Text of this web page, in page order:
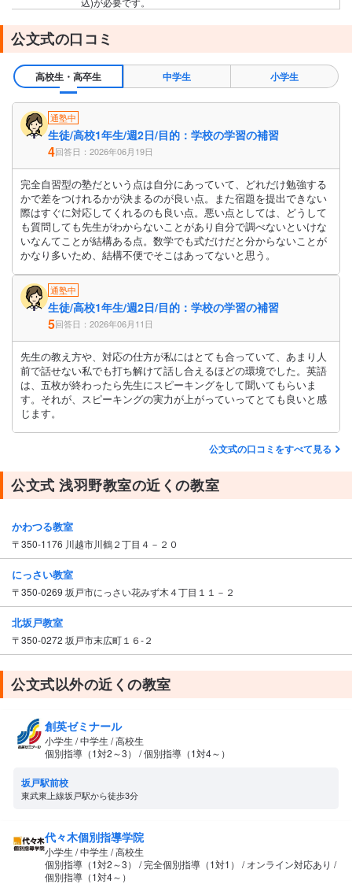
公文式の口コミ
高校生・高卒生 中学生 小学生
通塾中
生徒/高校1年生/週2日/目的：学校の学習の補習
4回答日：2026年06月19日
完全自習型の塾だという点は自分にあっていて、どれだけ勉強する
かで差をつけれるかが決まるのが良い点。また宿題を提出できない
際はすぐに対応してくれるのも良い点。悪い点としては、どうして
も質問しても先生がわからないことがあり自分で調べないといけな
いなんてことが結構ある点。数学でも式だけだと分からないことが
かなり多いため、結構不便でそこはあってないと思う。
通塾中
生徒/高校1年生/週2日/目的：学校の学習の補習
5回答日：2026年06月11日
先生の教え方や、対応の仕方が私にはとても合っていて、あまり人
前で話せない私でも打ち解けて話し合えるほどの環境でした。英語
は、五枚が終わったら先生にスピーキングをして聞いてもらいま
す。それが、スピーキングの実力が上がっていってとても良いと感
じます。
公文式の口コミをすべて見る
公文式 浅羽野教室の近くの教室
かわつる教室
〒350-1176 川越市川鶴２丁目４－２０
にっさい教室
〒350-0269 坂戸市にっさい花みず木４丁目１１－２
北坂戸教室
〒350-0272 坂戸市末広町１６‐２
公文式以外の近くの教室
創英ゼミナール
小学生 / 中学生 / 高校生
個別指導（1対2～3） / 個別指導（1対4～）
坂戸駅前校
東武東上線坂戸駅から徒歩3分
代々木個別指導学院
小学生 / 中学生 / 高校生
個別指導（1対2～3） / 完全個別指導（1対1） / オンライン対応あり /
個別指導（1対4～）